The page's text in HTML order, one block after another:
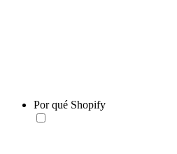
Por qué Shopify